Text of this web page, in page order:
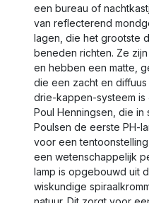
een bureau of
van reflecterend
lagen, die het grootste
beneden richten. Ze
en hebben een matte,
die een zacht en
drie-kappen-systeem
Poul Henningsen, die in
Poulsen de eerste PH-
voor een
een wetenschappelijk
lamp is opgebouwd uit
wiskundige